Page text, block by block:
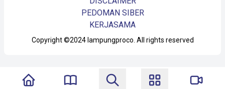
Copyright ©2024 lampungproco. All rights reserved
PEDOMAN SIBER
KERJASAMA